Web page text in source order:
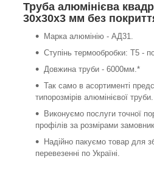
Труба алюмінієва
30х30х3 мм без
Марка алюмінію - АД31.
Ступінь термообробки: Т5 -
Довжина труби - 6000мм.*
Так само в асортименті
типорозмірів алюмінієвої труби.
Виконуємо послуги точної
профілів за розмірами
Надійно пакуємо товар для
перевезенні по Україні.